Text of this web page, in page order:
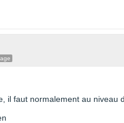
il faut normalement au niveau